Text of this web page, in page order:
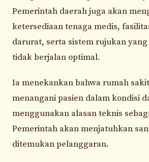
Pemerintah daerah juga akan
ketersediaan tenaga medis,
darurat, serta sistem rujukan
tidak berjalan optimal.
Ia menekankan bahwa rumah
menangani pasien dalam kondisi
menggunakan alasan teknis
Pemerintah akan menjatuhkan
ditemukan pelanggaran.